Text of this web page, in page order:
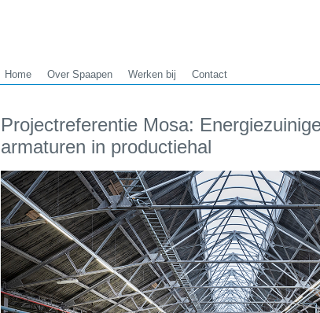
Home Over Spaapen Werken bij Contact
Projectreferentie Mosa:
armaturen in productiehal